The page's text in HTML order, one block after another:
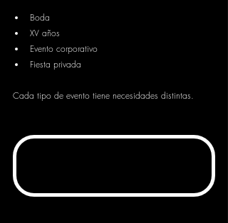
Boda
XV años
Evento corporativo
Fiesta privada
Cada tipo de evento tiene necesidades distintas.